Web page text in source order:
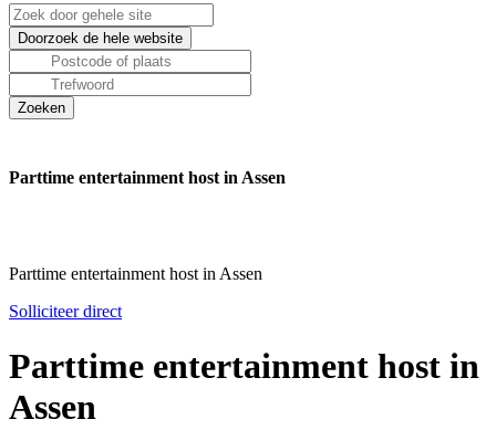
Parttime entertainment host in Assen
Parttime entertainment host in Assen
Solliciteer direct
Parttime entertainment host in
Assen